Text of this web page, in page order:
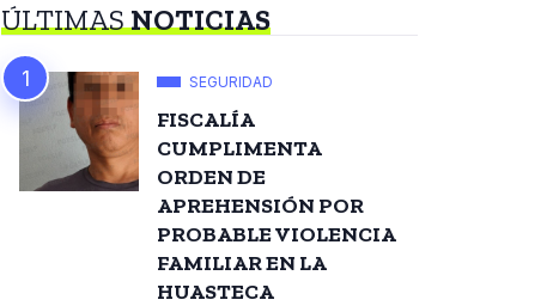
ÚLTIMASNOTICIAS
SEGURIDAD
FISCALÍA
CUMPLIMENTA
ORDEN DE
APREHENSIÓN POR
PROBABLE VIOLENCIA
FAMILIAR EN LA
HUASTECA